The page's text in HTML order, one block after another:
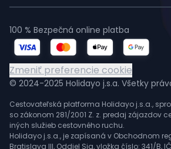
© 2024-2025 Holidayo j.s.a. Všetky
Cestovateľská platforma Holidayo j.s.a.,
so zákonom 281/2001 Z. z. predaj zájazdov
iných služieb cestovného ruchu.
Holidayo j.s.a., je zapísaná v Obchodnom
Bratislava III, Oddiel Sja, vložka číslo: 341/B,
100 % Bezpečná online platba
Zmeniť preferencie cookie